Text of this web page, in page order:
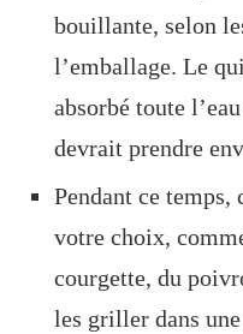
bouillante, selon
l’emballage. Le
absorbé toute
devrait prendre
Pendant ce temps,
votre choix,
courgette, du
les griller dans